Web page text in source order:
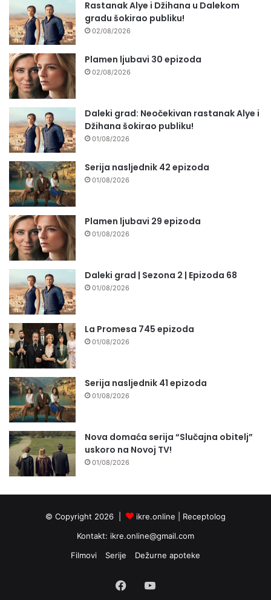
Rastanak Alye i Džihana u Dalekom
gradu šokirao publiku!
02/08/2026
Plamen ljubavi 30 epizoda
02/08/2026
Daleki grad: Neočekivan rastanak Alye i
Džihana šokirao publiku!
01/08/2026
Serija nasljednik 42 epizoda
01/08/2026
Plamen ljubavi 29 epizoda
01/08/2026
Daleki grad | Sezona 2 | Epizoda 68
01/08/2026
La Promesa 745 epizoda
01/08/2026
Serija nasljednik 41 epizoda
01/08/2026
Nova domaća serija “Slučajna obitelj”
uskoro na Novoj TV!
01/08/2026
© Copyright 2026 | ikre.online | Receptolog
Kontakt: ikre.online@gmail.com
Filmovi
Serije Dežurne apoteke
FacebookYouTube